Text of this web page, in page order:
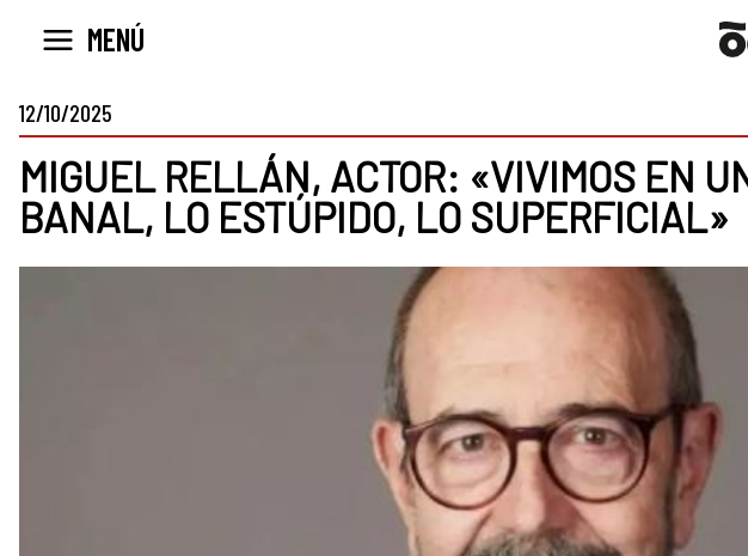
MENÚ
12/10/2025
MIGUEL RELLÁN, ACTOR: «VIVIMOS EN
BANAL, LO ESTÚPIDO, LO SUPERFICIAL»